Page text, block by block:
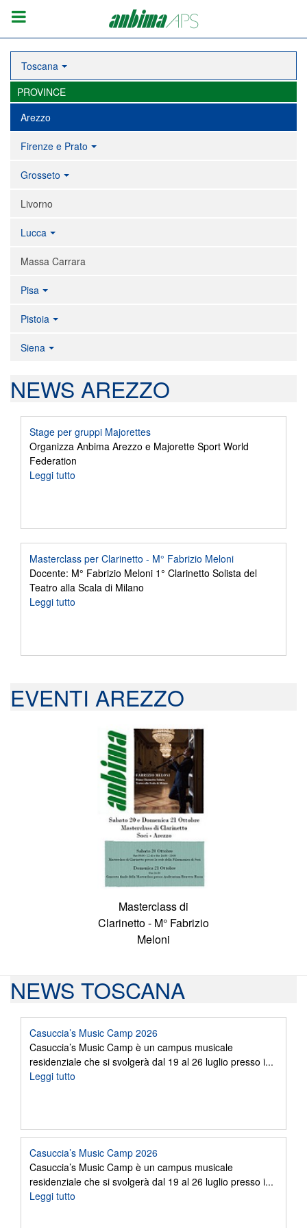
Toscana
PROVINCE
Arezzo
Firenze e Prato
Grosseto
Livorno
Lucca
Massa Carrara
Pisa
Pistoia
Siena
NEWS AREZZO
Stage per gruppi Majorettes
Organizza Anbima Arezzo e Majorette Sport World
Federation
Leggi tutto
Masterclass per Clarinetto - M° Fabrizio Meloni
Docente: M° Fabrizio Meloni 1° Clarinetto Solista del
Teatro alla Scala di Milano
Leggi tutto
EVENTI AREZZO
Masterclass di
Clarinetto - M° Fabrizio
Meloni
NEWS TOSCANA
Casuccia’s Music Camp 2026
Casuccia’s Music Camp è un campus musicale
residenziale che si svolgerà dal 19 al 26 luglio presso i...
Leggi tutto
Casuccia’s Music Camp 2026
Casuccia’s Music Camp è un campus musicale
residenziale che si svolgerà dal 19 al 26 luglio presso i...
Leggi tutto